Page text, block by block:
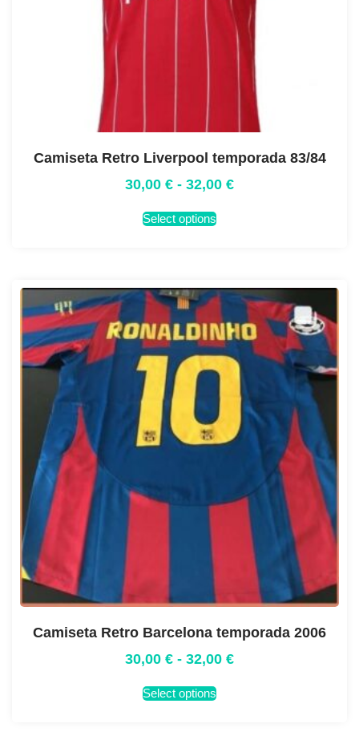
Camiseta Retro Liverpool temporada 83/84
30,00 € - 32,00 €
Select options
Camiseta Retro Barcelona temporada 2006
30,00 € - 32,00 €
Select options